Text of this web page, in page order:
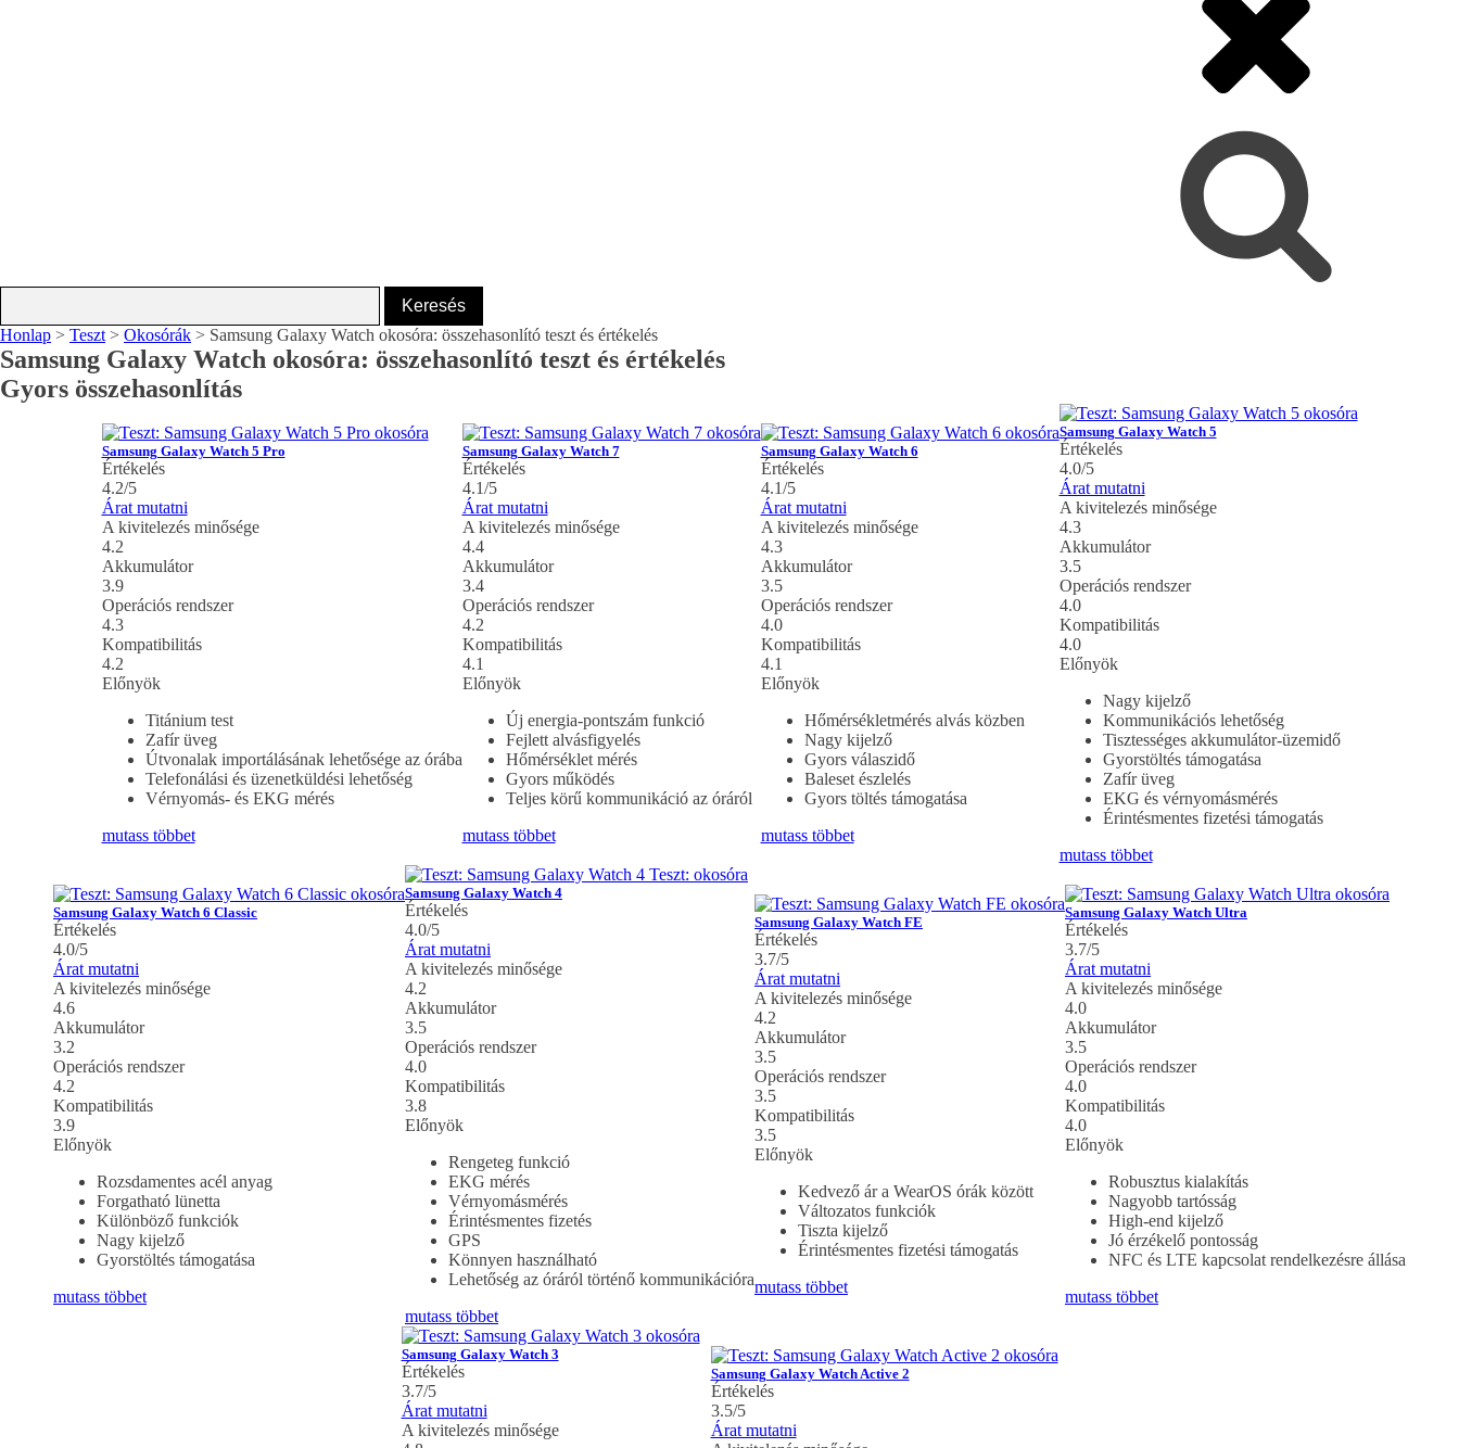
Honlap > Teszt > Okosórák > Samsung Galaxy Watch okosóra: összehasonlító teszt és értékelés
Samsung Galaxy Watch okosóra: összehasonlító teszt és értékelés
Gyors összehasonlítás
Samsung Galaxy Watch 5 Pro
Értékelés
4.2/5
Árat mutatni
A kivitelezés minősége
4.2
Akkumulátor
3.9
Operációs rendszer
4.3
Kompatibilitás
4.2
Előnyök
Titánium test
Zafír üveg
Útvonalak importálásának lehetősége az órába
Telefonálási és üzenetküldési lehetőség
Vérnyomás- és EKG mérés
mutass többet
Samsung Galaxy Watch 7
Értékelés
4.1/5
Árat mutatni
A kivitelezés minősége
4.4
Akkumulátor
3.4
Operációs rendszer
4.2
Kompatibilitás
4.1
Előnyök
Új energia-pontszám funkció
Fejlett alvásfigyelés
Hőmérséklet mérés
Gyors működés
Teljes körű kommunikáció az óráról
mutass többet
Samsung Galaxy Watch 6
Értékelés
4.1/5
Árat mutatni
A kivitelezés minősége
4.3
Akkumulátor
3.5
Operációs rendszer
4.0
Kompatibilitás
4.1
Előnyök
Hőmérsékletmérés alvás közben
Nagy kijelző
Gyors válaszidő
Baleset észlelés
Gyors töltés támogatása
mutass többet
Samsung Galaxy Watch 5
Értékelés
4.0/5
Árat mutatni
A kivitelezés minősége
4.3
Akkumulátor
3.5
Operációs rendszer
4.0
Kompatibilitás
4.0
Előnyök
Nagy kijelző
Kommunikációs lehetőség
Tisztességes akkumulátor-üzemidő
Gyorstöltés támogatása
Zafír üveg
EKG és vérnyomásmérés
Érintésmentes fizetési támogatás
mutass többet
Samsung Galaxy Watch 6 Classic
Értékelés
4.0/5
Árat mutatni
A kivitelezés minősége
4.6
Akkumulátor
3.2
Operációs rendszer
4.2
Kompatibilitás
3.9
Előnyök
Rozsdamentes acél anyag
Forgatható lünetta
Különböző funkciók
Nagy kijelző
Gyorstöltés támogatása
mutass többet
Samsung Galaxy Watch 4
Értékelés
4.0/5
Árat mutatni
A kivitelezés minősége
4.2
Akkumulátor
3.5
Operációs rendszer
4.0
Kompatibilitás
3.8
Előnyök
Rengeteg funkció
EKG mérés
Vérnyomásmérés
Érintésmentes fizetés
GPS
Könnyen használható
Lehetőség az óráról történő kommunikációra
mutass többet
Samsung Galaxy Watch FE
Értékelés
3.7/5
Árat mutatni
A kivitelezés minősége
4.2
Akkumulátor
3.5
Operációs rendszer
3.5
Kompatibilitás
3.5
Előnyök
Kedvező ár a WearOS órák között
Változatos funkciók
Tiszta kijelző
Érintésmentes fizetési támogatás
mutass többet
Samsung Galaxy Watch Ultra
Értékelés
3.7/5
Árat mutatni
A kivitelezés minősége
4.0
Akkumulátor
3.5
Operációs rendszer
4.0
Kompatibilitás
4.0
Előnyök
Robusztus kialakítás
Nagyobb tartósság
High-end kijelző
Jó érzékelő pontosság
NFC és LTE kapcsolat rendelkezésre állása
mutass többet
Samsung Galaxy Watch 3
Értékelés
3.7/5
Árat mutatni
A kivitelezés minősége
Samsung Galaxy Watch Active 2
Értékelés
3.5/5
Árat mutatni